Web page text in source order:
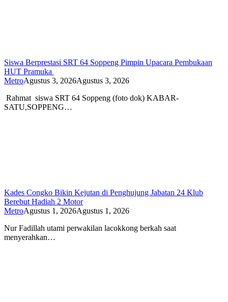
Siswa Berprestasi SRT 64 Soppeng Pimpin Upacara Pembukaan
HUT Pramuka
MetroAgustus 3, 2026Agustus 3, 2026
Rahmat siswa SRT 64 Soppeng (foto dok) KABAR-
SATU,SOPPENG…
Kades Congko Bikin Kejutan di Penghujung Jabatan 24 Klub
Berebut Hadiah 2 Motor
MetroAgustus 1, 2026Agustus 1, 2026
Nur Fadillah utami perwakilan lacokkong berkah saat
menyerahkan…